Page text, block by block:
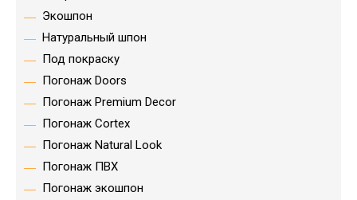
Экошпон
Натуральный шпон
Под покраску
Погонаж Doors
Погонаж Premium Decor
Погонаж Cortex
Погонаж Natural Look
Погонаж ПВХ
Погонаж экошпон